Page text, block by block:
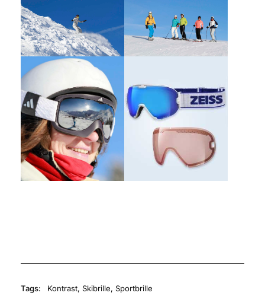
Tags: Kontrast, Skibrille, Sportbrille